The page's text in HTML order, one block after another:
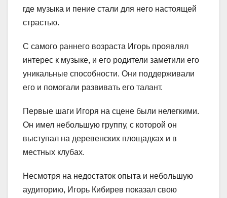
где музыка и пение стали для него настоящей
страстью.
С самого раннего возраста Игорь проявлял
интерес к музыке, и его родители заметили его
уникальные способности. Они поддерживали
его и помогали развивать его талант.
Первые шаги Игоря на сцене были нелегкими.
Он имел небольшую группу, с которой он
выступал на деревенских площадках и в
местных клубах.
Несмотря на недостаток опыта и небольшую
аудиторию, Игорь Кибирев показал свою